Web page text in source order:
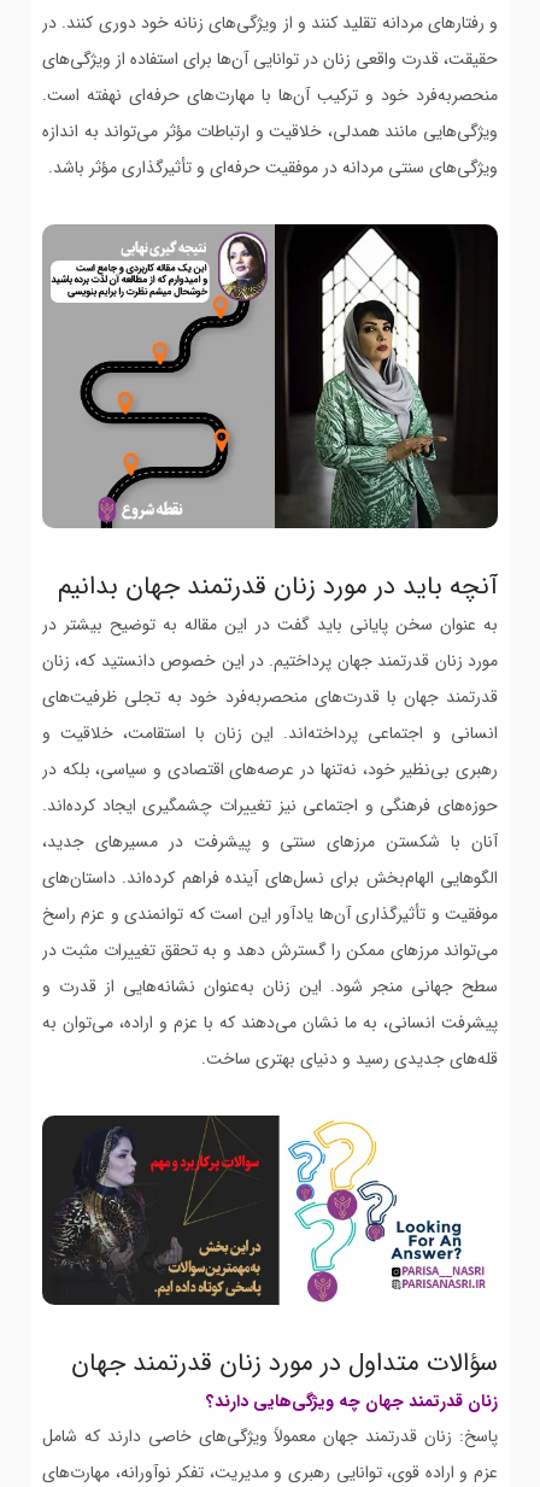
و رفتارهای مردانه تقلید کنند و از ویژگی‌های زنانه خود دوری کنند. در
حقیقت، قدرت واقعی زنان در توانایی آن‌ها برای استفاده از ویژگی‌های
منحصربه‌فرد خود و ترکیب آن‌ها با مهارت‌های حرفه‌ای نهفته است.
ویژگی‌هایی مانند همدلی، خلاقیت و ارتباطات مؤثر می‌تواند به اندازه
ویژگی‌های سنتی مردانه در موفقیت حرفه‌ای و تأثیرگذاری مؤثر باشد.
آنچه باید در مورد زنان قدرتمند جهان بدانیم
به عنوان سخن پایانی باید گفت در این مقاله به توضیح بیشتر در
مورد زنان قدرتمند جهان پرداختیم. در این خصوص دانستید که، زنان
قدرتمند جهان با قدرت‌های منحصربه‌فرد خود به تجلی ظرفیت‌های
انسانی و اجتماعی پرداخته‌اند. این زنان با استقامت، خلاقیت و
رهبری بی‌نظیر خود، نه‌تنها در عرصه‌های اقتصادی و سیاسی، بلکه در
حوزه‌های فرهنگی و اجتماعی نیز تغییرات چشمگیری ایجاد کرده‌اند.
آنان با شکستن مرزهای سنتی و پیشرفت در مسیرهای جدید،
الگوهایی الهام‌بخش برای نسل‌های آینده فراهم کرده‌اند. داستان‌های
موفقیت و تأثیرگذاری آن‌ها یادآور این است که توانمندی و عزم راسخ
می‌تواند مرزهای ممکن را گسترش دهد و به تحقق تغییرات مثبت در
سطح جهانی منجر شود. این زنان به‌عنوان نشانه‌هایی از قدرت و
پیشرفت انسانی، به ما نشان می‌دهند که با عزم و اراده، می‌توان به
قله‌های جدیدی رسید و دنیای بهتری ساخت.
سؤالات متداول در مورد زنان قدرتمند جهان
زنان قدرتمند جهان چه ویژگی‌هایی دارند؟
پاسخ: زنان قدرتمند جهان معمولاً ویژگی‌های خاصی دارند که شامل
عزم و اراده قوی، توانایی رهبری و مدیریت، تفکر نوآورانه، مهارت‌های